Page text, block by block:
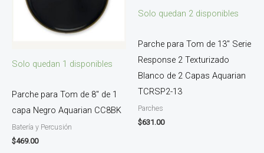
Solo quedan 1 disponibles
Parche para Tom de 8″ de 1
capa Negro Aquarian CC8BK
Batería y Percusión
$469.00
Solo quedan 2 disponibles
Parche para Tom de 13″ Serie
Response 2 Texturizado
Blanco de 2 Capas Aquarian
TCRSP2-13
Parches
$631.00